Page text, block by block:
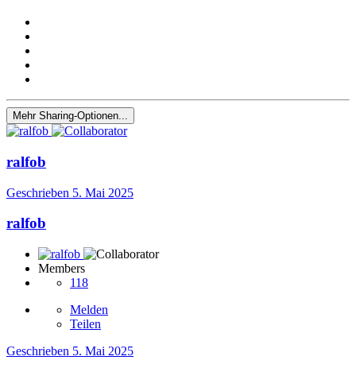
Mehr Sharing-Optionen...
ralfob
Geschrieben 5. Mai 2025
ralfob
Members
118
Melden
Teilen
Geschrieben 5. Mai 2025